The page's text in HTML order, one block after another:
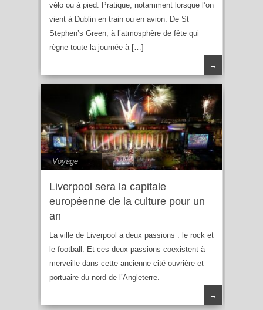
vélo ou à pied. Pratique, notamment lorsque l’on
vient à Dublin en train ou en avion. De St
Stephen’s Green, à l’atmosphère de fête qui
règne toute la journée à […]
→
Voyage
Liverpool sera la capitale
européenne de la culture pour un
an
La ville de Liverpool a deux passions : le rock et
le football. Et ces deux passions coexistent à
merveille dans cette ancienne cité ouvrière et
portuaire du nord de l’Angleterre.
→